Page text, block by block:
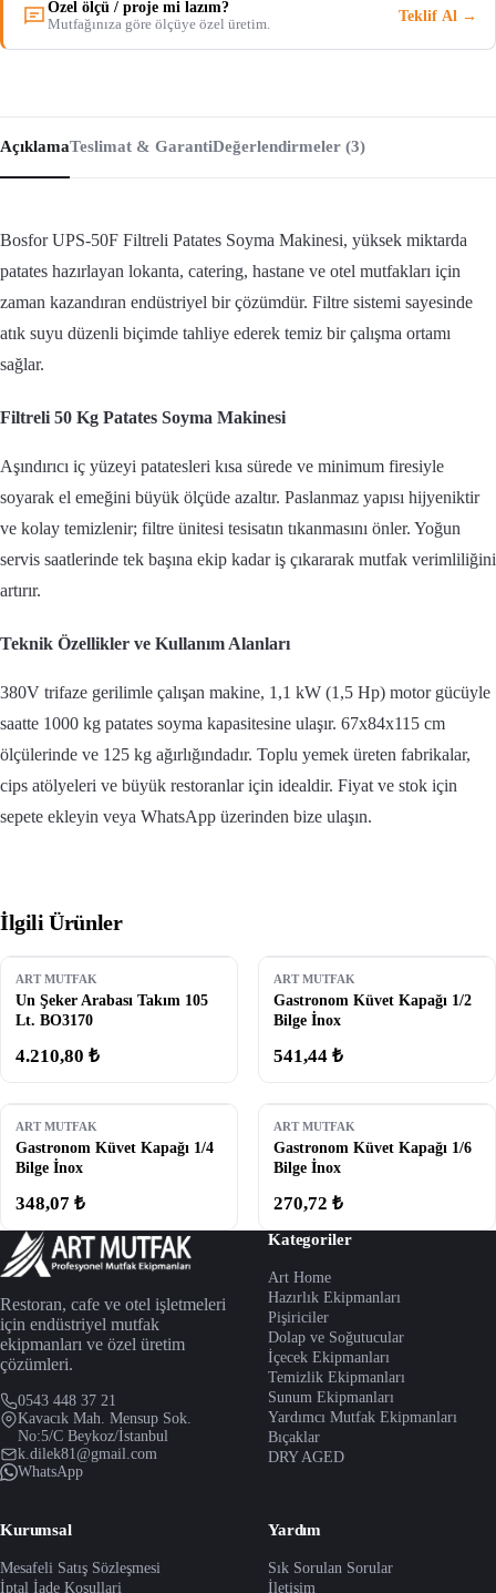
Özel ölçü / proje mi lazım?
Mutfağınıza göre ölçüye özel üretim.
Teklif Al →
AçıklamaTeslimat & GarantiDeğerlendirmeler (3)
Bosfor UPS-50F Filtreli Patates Soyma Makinesi, yüksek miktarda
patates hazırlayan lokanta, catering, hastane ve otel mutfakları için
zaman kazandıran endüstriyel bir çözümdür. Filtre sistemi sayesinde
atık suyu düzenli biçimde tahliye ederek temiz bir çalışma ortamı
sağlar.
Filtreli 50 Kg Patates Soyma Makinesi
Aşındırıcı iç yüzeyi patatesleri kısa sürede ve minimum firesiyle
soyarak el emeğini büyük ölçüde azaltır. Paslanmaz yapısı hijyeniktir
ve kolay temizlenir; filtre ünitesi tesisatın tıkanmasını önler. Yoğun
servis saatlerinde tek başına ekip kadar iş çıkararak mutfak verimliliğini
artırır.
Teknik Özellikler ve Kullanım Alanları
380V trifaze gerilimle çalışan makine, 1,1 kW (1,5 Hp) motor gücüyle
saatte 1000 kg patates soyma kapasitesine ulaşır. 67x84x115 cm
ölçülerinde ve 125 kg ağırlığındadır. Toplu yemek üreten fabrikalar,
cips atölyeleri ve büyük restoranlar için idealdir. Fiyat ve stok için
sepete ekleyin veya WhatsApp üzerinden bize ulaşın.
İlgili Ürünler
ART MUTFAK
Un Şeker Arabası Takım 105
Lt. BO3170
4.210,80 ₺
ART MUTFAK
Gastronom Küvet Kapağı 1/2
Bilge İnox
541,44 ₺
ART MUTFAK
Gastronom Küvet Kapağı 1/4
Bilge İnox
348,07 ₺
ART MUTFAK
Gastronom Küvet Kapağı 1/6
Bilge İnox
270,72 ₺
Restoran, cafe ve otel işletmeleri
için endüstriyel mutfak
ekipmanları ve özel üretim
çözümleri.
0543 448 37 21
Kavacık Mah. Mensup Sok.
No:5/C Beykoz/İstanbul
k.dilek81@gmail.com
WhatsApp
Kategoriler
Art Home
Hazırlık Ekipmanları
Pişiriciler
Dolap ve Soğutucular
İçecek Ekipmanları
Temizlik Ekipmanları
Sunum Ekipmanları
Yardımcı Mutfak Ekipmanları
Bıçaklar
DRY AGED
Kurumsal
Mesafeli Satış Sözleşmesi
İptal İade Koşullari
Yardım
Sık Sorulan Sorular
İletişim